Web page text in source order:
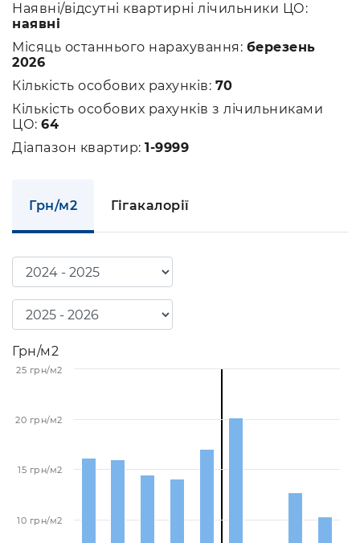
Наявні/відсутні квартирні лічильники ЦО:
наявні
Місяць останнього нарахування: березень
2026
Кількість особових рахунків: 70
Кількість особових рахунків з лічильниками
ЦО: 64
Діапазон квартир: 1-9999
Грн/м2 Гігакалорії
Грн/м2
10 грн/м2
15 грн/м2
20 грн/м2
25 грн/м2